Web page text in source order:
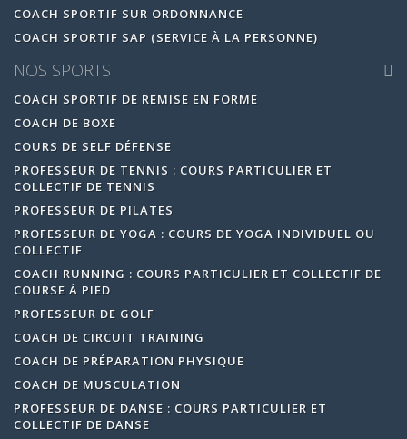
COACH SPORTIF SUR ORDONNANCE
COACH SPORTIF SAP (SERVICE À LA PERSONNE)
NOS SPORTS
COACH SPORTIF DE REMISE EN FORME
COACH DE BOXE
COURS DE SELF DÉFENSE
PROFESSEUR DE TENNIS : COURS PARTICULIER ET
COLLECTIF DE TENNIS
PROFESSEUR DE PILATES
PROFESSEUR DE YOGA : COURS DE YOGA INDIVIDUEL OU
COLLECTIF
COACH RUNNING : COURS PARTICULIER ET COLLECTIF DE
COURSE À PIED
PROFESSEUR DE GOLF
COACH DE CIRCUIT TRAINING
COACH DE PRÉPARATION PHYSIQUE
COACH DE MUSCULATION
PROFESSEUR DE DANSE : COURS PARTICULIER ET
COLLECTIF DE DANSE